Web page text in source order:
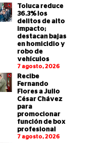
Toluca reduce
36.3% los
delitos de alto
impacto;
destacan bajas
en homicidio y
robo de
vehículos
7 agosto, 2026
Recibe
Fernando
Flores a Julio
César Chávez
para
promocionar
función de box
profesional
7 agosto, 2026